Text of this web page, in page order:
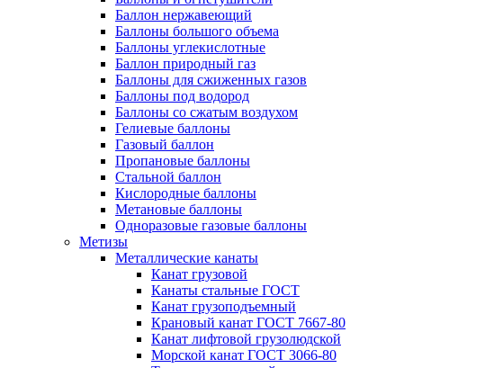
Баллон нержавеющий
Баллоны большого объема
Баллоны углекислотные
Баллон природный газ
Баллоны для сжиженных газов
Баллоны под водород
Баллоны со сжатым воздухом
Гелиевые баллоны
Газовый баллон
Пропановые баллоны
Стальной баллон
Кислородные баллоны
Метановые баллоны
Одноразовые газовые баллоны
Метизы
Металлические канаты
Канат грузовой
Канаты стальные ГОСТ
Канат грузоподъемный
Крановый канат ГОСТ 7667-80
Канат лифтовой грузолюдской
Морской канат ГОСТ 3066-80